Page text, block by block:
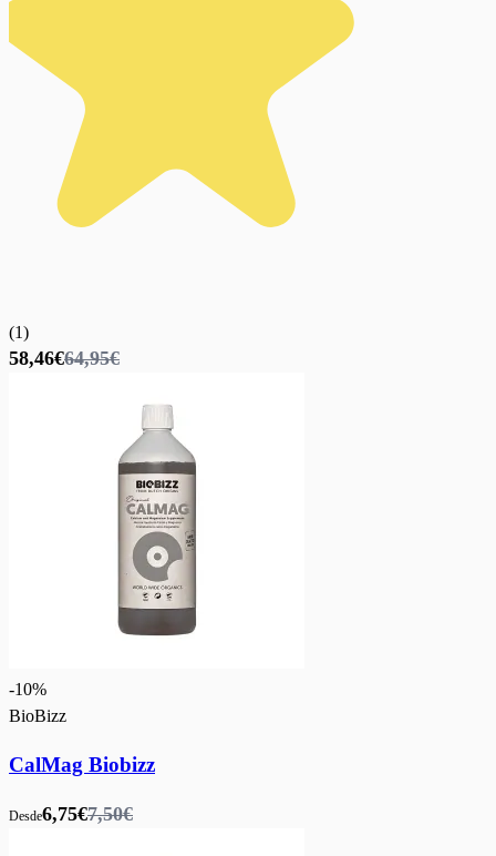
(1)
58,46€64,95€
-10%
BioBizz
CalMag Biobizz
Desde6,75€7,50€